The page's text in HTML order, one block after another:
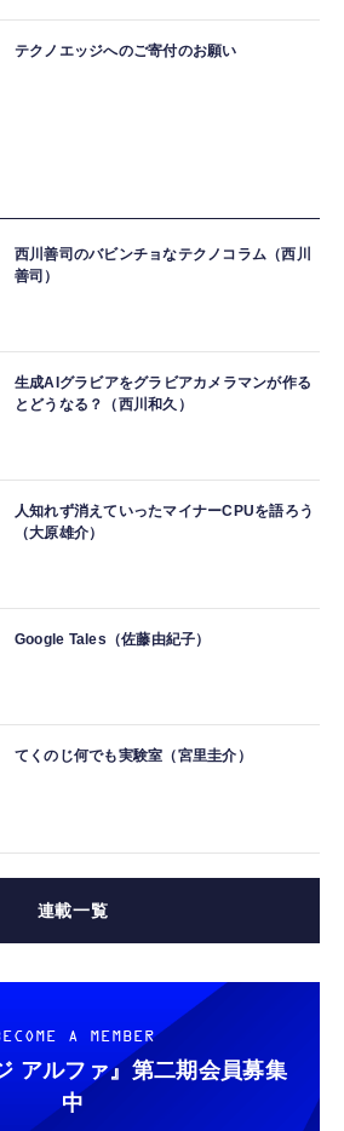
テクノエッジへのご寄付のお願い
西川善司のバビンチョなテクノコラム（西川
善司）
生成AIグラビアをグラビアカメラマンが作る
とどうなる？（西川和久）
人知れず消えていったマイナーCPUを語ろう
（大原雄介）
Google Tales（佐藤由紀子）
てくのじ何でも実験室（宮里圭介）
連載一覧
A MEMBER
アルファ』 第二期会員募集
中